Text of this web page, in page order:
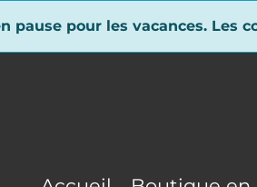
pause pour les vacances. Les
des cookies